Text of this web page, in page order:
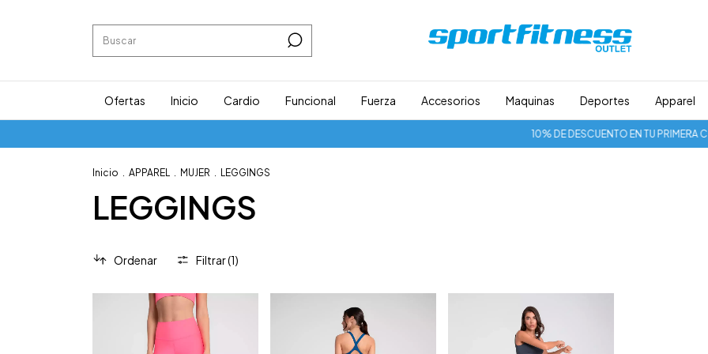
Ofertas Inicio Cardio Funcional Fuerza Accesorios Maquinas Deportes Apparel
10% DE DESCUENTO EN TU
Inicio . APPAREL . MUJER . LEGGINGS
LEGGINGS
Ordenar Filtrar (1)